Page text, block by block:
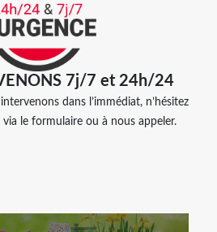
7j/7 et 24h/24
dans l’immédiat, n’hésitez
le formulaire ou à nous appeler.